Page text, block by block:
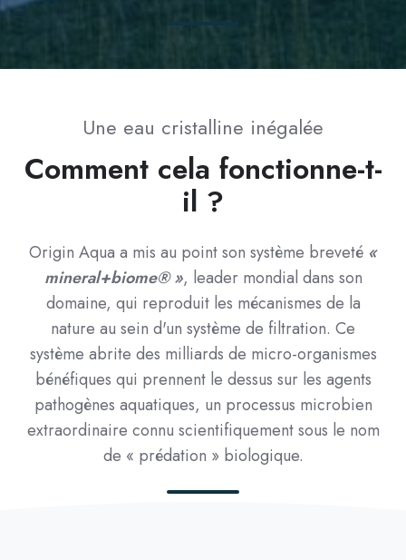
Une eau cristalline inégalée
Comment cela fonctionne-t-
il ?
Origin Aqua a mis au point son système breveté «
mineral+biome® », leader mondial dans son
domaine, qui reproduit les mécanismes de la
nature au sein d'un système de filtration. Ce
système abrite des milliards de micro-organismes
bénéfiques qui prennent le dessus sur les agents
pathogènes aquatiques, un processus microbien
extraordinaire connu scientifiquement sous le nom
de « prédation » biologique.